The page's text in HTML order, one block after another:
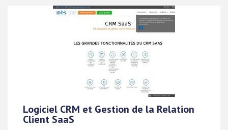
Logiciel CRM et Gestion de la Relation
Client SaaS